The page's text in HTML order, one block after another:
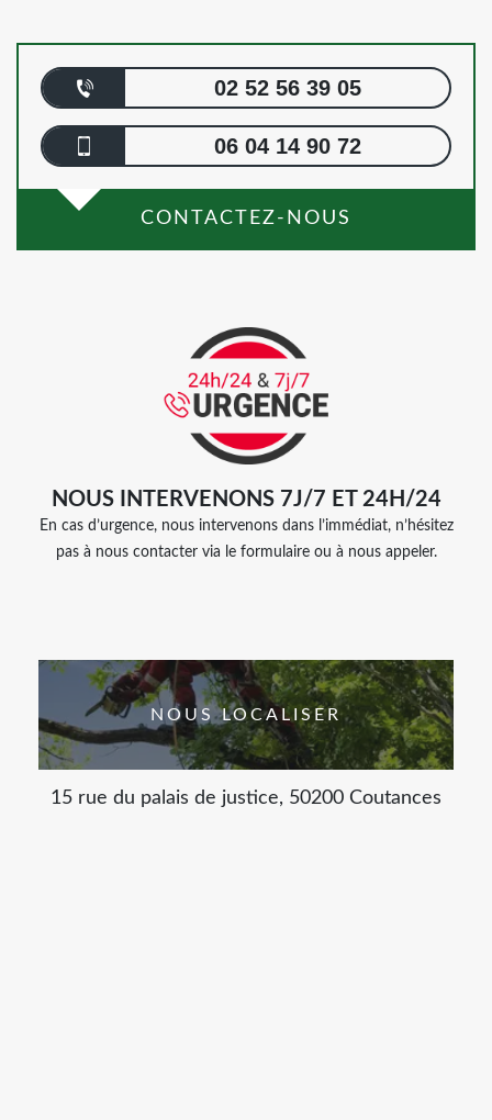
02 52 56 39 05
06 04 14 90 72
CONTACTEZ-NOUS
NOUS INTERVENONS 7J/7 ET 24H/24
En cas d’urgence, nous intervenons dans l’immédiat, n’hésitez
pas à nous contacter via le formulaire ou à nous appeler.
NOUS LOCALISER
15 rue du palais de justice, 50200 Coutances